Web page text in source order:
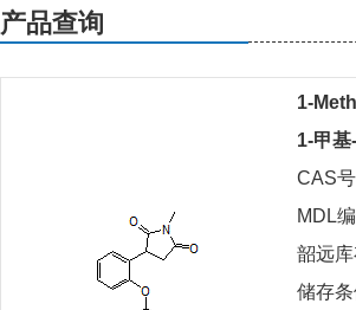
产品查询
1-
1-甲
CAS
MDL编
韶远库
储存条